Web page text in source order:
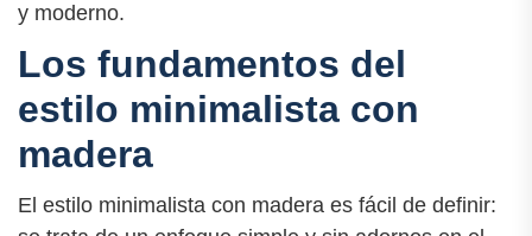
y moderno.
Los fundamentos del
estilo minimalista con
madera
El estilo minimalista con madera es fácil de definir: